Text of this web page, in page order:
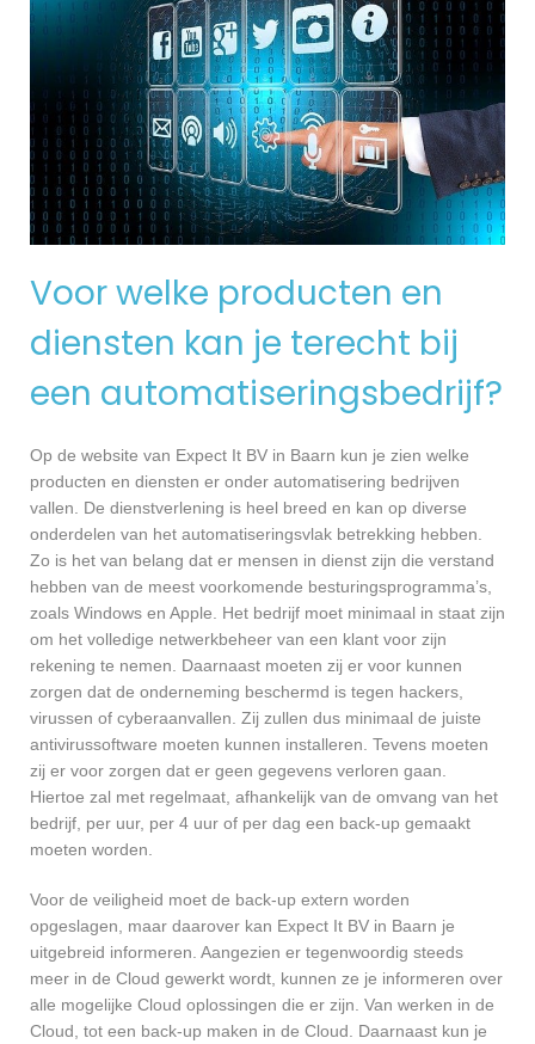
Voor welke producten en
diensten kan je terecht bij
een automatiseringsbedrijf?
Op de website van Expect It BV in Baarn kun je zien welke
producten en diensten er onder automatisering bedrijven
vallen. De dienstverlening is heel breed en kan op diverse
onderdelen van het automatiseringsvlak betrekking hebben.
Zo is het van belang dat er mensen in dienst zijn die verstand
hebben van de meest voorkomende besturingsprogramma’s,
zoals Windows en Apple. Het bedrijf moet minimaal in staat zijn
om het volledige netwerkbeheer van een klant voor zijn
rekening te nemen. Daarnaast moeten zij er voor kunnen
zorgen dat de onderneming beschermd is tegen hackers,
virussen of cyberaanvallen. Zij zullen dus minimaal de juiste
antivirussoftware moeten kunnen installeren. Tevens moeten
zij er voor zorgen dat er geen gegevens verloren gaan.
Hiertoe zal met regelmaat, afhankelijk van de omvang van het
bedrijf, per uur, per 4 uur of per dag een back-up gemaakt
moeten worden.
Voor de veiligheid moet de back-up extern worden
opgeslagen, maar daarover kan Expect It BV in Baarn je
uitgebreid informeren. Aangezien er tegenwoordig steeds
meer in de Cloud gewerkt wordt, kunnen ze je informeren over
alle mogelijke Cloud oplossingen die er zijn. Van werken in de
Cloud, tot een back-up maken in de Cloud. Daarnaast kun je